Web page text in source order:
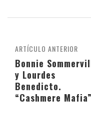
ARTÍCULO ANTERIOR
Bonnie
y Lourdes
Benedicto.
“Cashmere Mafia”